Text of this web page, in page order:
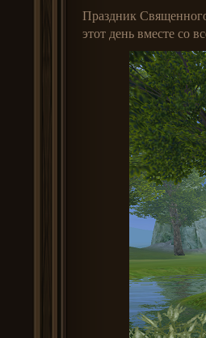
Праздник
этот день вместе со